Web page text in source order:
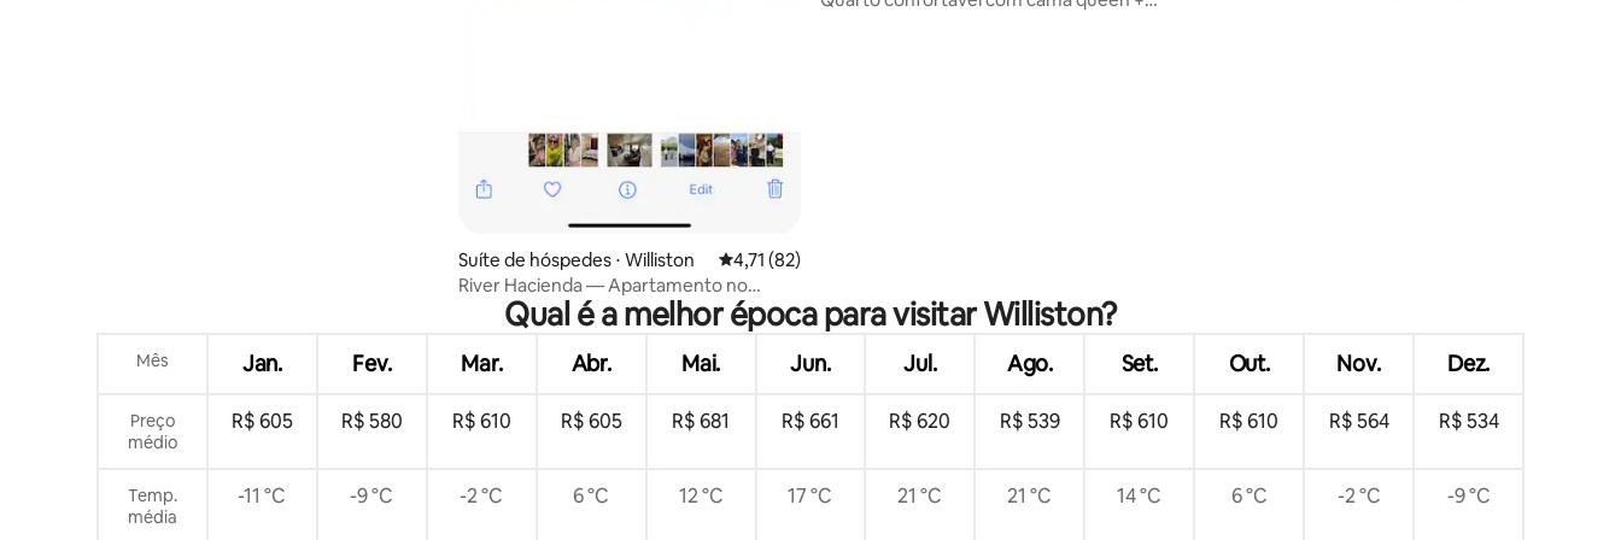
Suíte de hóspedes ⋅ Williston 4,71 de uma avaliação média de 5, 82 avaliações
4,71 (82)
River Hacienda — Apartamento no
subsolo com luz do dia
Qual é a melhor época para visitar Williston?
Mês Jan. Fev. Mar. Abr. Mai. Jun. Jul. Ago. Set. Out. Nov. Dez.
Preço
médio
R$ 605 R$ 580 R$ 610 R$ 605 R$ 681 R$ 661 R$ 620 R$ 539 R$ 610 R$ 610 R$ 564 R$ 534
Temp.
média
-11 °C -9 °C -2 °C 6 °C 12 °C 17 °C 21 °C 21 °C 14 °C 6 °C -2 °C -9 °C